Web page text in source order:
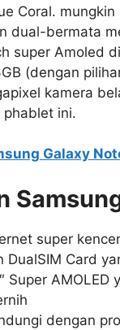
Coral.
dual-bermata
super Amoled
(dengan
kamera
ini.
Galaxy
super
DualSIM Card
Super
dengan